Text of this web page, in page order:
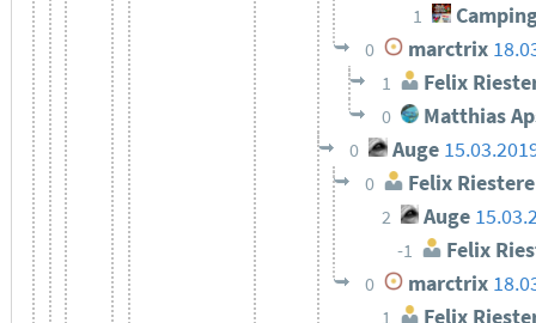
1
0 marctrix
1 Felix
0 Matthias
0 Auge
0 Felix
2 Auge
-1 Felix
0 marctrix
1 Felix